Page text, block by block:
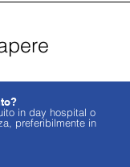
in day hospital o
preferibilmente in